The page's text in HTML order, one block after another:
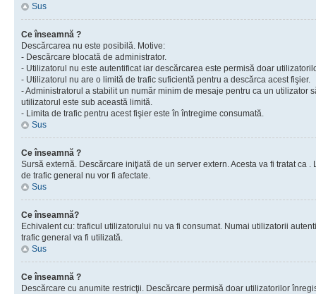
Sus
Ce înseamnă ?
Descărcarea nu este posibilă. Motive:
- Descărcare blocată de administrator.
- Utilizatorul nu este autentificat iar descărcarea este permisă doar
- Utilizatorul nu are o limită de trafic suficientă pentru a descărca acest fişier.
- Administratorul a stabilit un număr minim de mesaje pentru ca un utilizator
utilizatorul este sub această limită.
- Limita de trafic pentru acest fişier este în întregime consumată.
Sus
Ce înseamnă ?
Sursă externă. Descărcare iniţiată de un server extern. Acesta va fi tratat ca
de trafic general nu vor fi afectate.
Sus
Ce înseamnă?
Echivalent cu: traficul utilizatorului nu va fi consumat. Numai utilizatorii
trafic general va fi utilizată.
Sus
Ce înseamnă ?
Descărcare cu anumite restricţii. Descărcare permisă doar utilizatorilor